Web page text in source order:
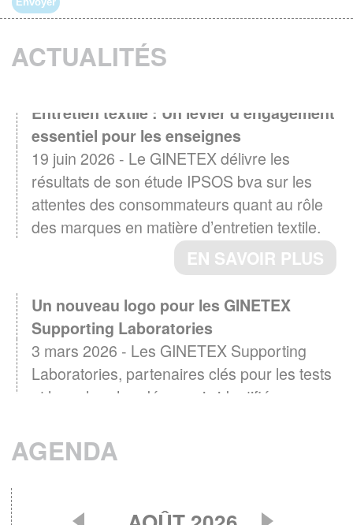
ACTUALITÉS
Entretien textile : Un levier d'engagement
essentiel pour les enseignes
19 juin 2026 - Le GINETEX délivre les
résultats de son étude IPSOS bva sur les
attentes des consommateurs quant au rôle
des marques en matière d’entretien textile.
EN SAVOIR PLUS
Un nouveau logo pour les GINETEX
Supporting Laboratories
3 mars 2026 - Les GINETEX Supporting
Laboratories, partenaires clés pour les tests
et la recherche, désormais identifiés par un
d’entretien textile en Europe.28 avril 2025 -
AGENDA